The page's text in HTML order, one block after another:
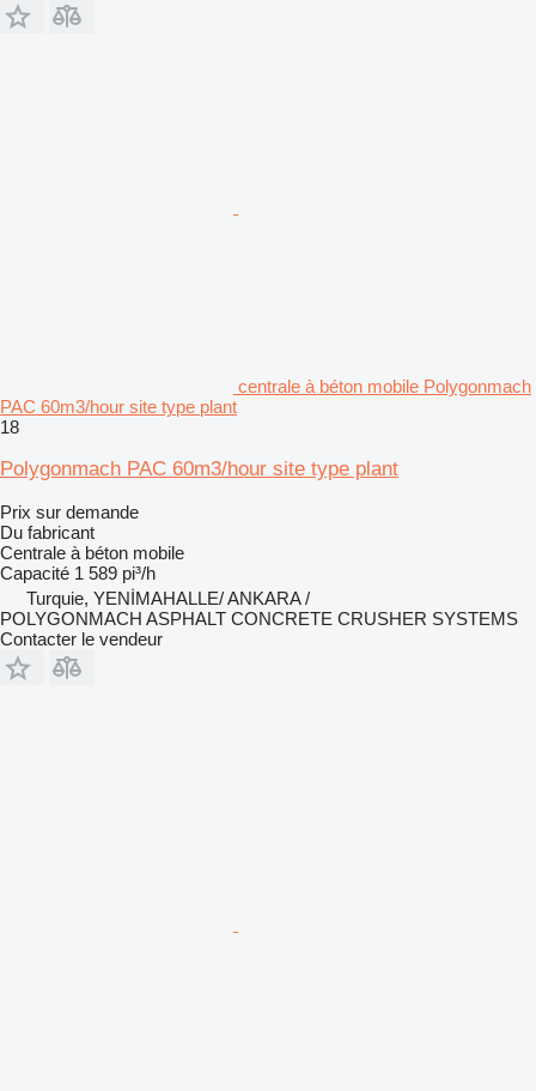
centrale à béton mobile Polygonmach
PAC 60m3/hour site type plant
18
Polygonmach PAC 60m3/hour site type plant
Prix sur demande
Du fabricant
Centrale à béton mobile
Capacité 1 589 pi³/h
Turquie, YENİMAHALLE/ ANKARA /
POLYGONMACH ASPHALT CONCRETE CRUSHER SYSTEMS
Contacter le vendeur